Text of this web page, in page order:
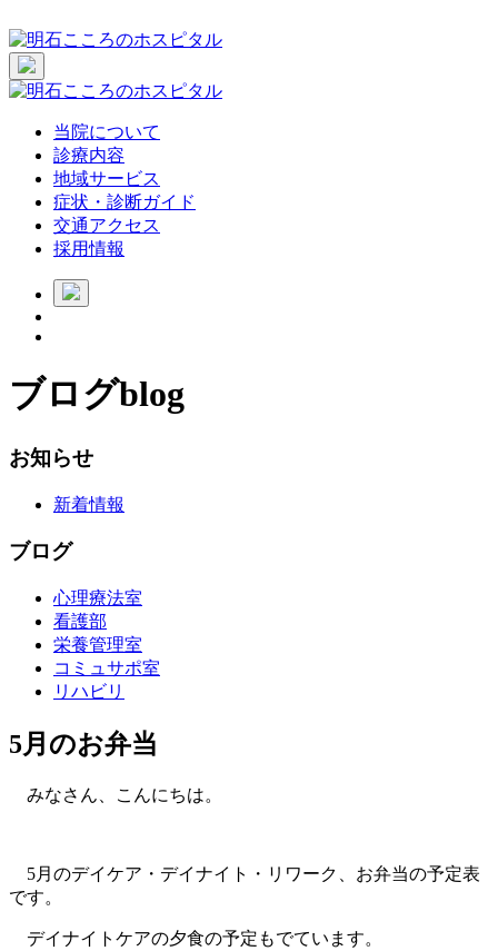
当院について
診療内容
地域サービス
症状・診断ガイド
交通アクセス
採用情報
ブログblog
お知らせ
新着情報
ブログ
心理療法室
看護部
栄養管理室
コミュサポ室
リハビリ
5月のお弁当
みなさん、こんにちは。
5月のデイケア・デイナイト・リワーク、お弁当の予定表
です。
デイナイトケアの夕食の予定もでています。